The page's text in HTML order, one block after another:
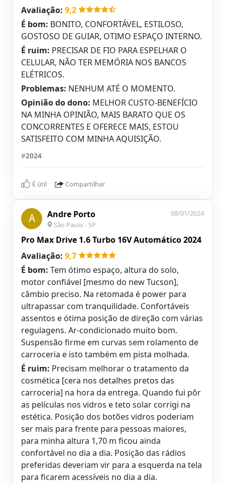
Avaliação: 9,2
É bom: BONITO, CONFORTÁVEL, ESTILOSO,
GOSTOSO DE GUIAR, OTIMO ESPAÇO INTERNO.
É ruim: PRECISAR DE FIO PARA ESPELHAR O
CELULAR, NÃO TER MEMÓRIA NOS BANCOS
ELÉTRICOS.
Problemas: NENHUM ATÉ O MOMENTO.
Opinião do dono: MELHOR CUSTO-BENEFÍCIO
NA MINHA OPINIÃO, MAIS BARATO QUE OS
CONCORRENTES E OFERECE MAIS, ESTOU
SATISFEITO COM MINHA AQUISIÇÃO.
#2024
É útil Compartilhar
A Andre Porto
São Paulo - SP
08/01/2024
Pro Max Drive 1.6 Turbo 16V Automático 2024
Avaliação: 9,7
É bom: Tem ótimo espaço, altura do solo,
motor confiável [mesmo do new Tucson],
câmbio preciso. Na retomada é power para
ultrapassar com tranquilidade. Confortáveis
assentos e ótima posição de direção com várias
regulagens. Ar-condicionado muito bom.
Suspensão firme em curvas sem rolamento de
carroceria e isto também em pista molhada.
É ruim: Precisam melhorar o tratamento da
cosmética [cera nos detalhes pretos das
carroceria] na hora da entrega. Quando fui pôr
as películas nos vidros e teto solar corrigi na
estética. Posição dos botões vidros poderiam
ser mais para frente para pessoas maiores,
para minha altura 1,70 m ficou ainda
confortável no dia a dia. Posição das rádios
preferidas deveriam vir para a esquerda na tela
para ficarem acessíveis no dia a dia.